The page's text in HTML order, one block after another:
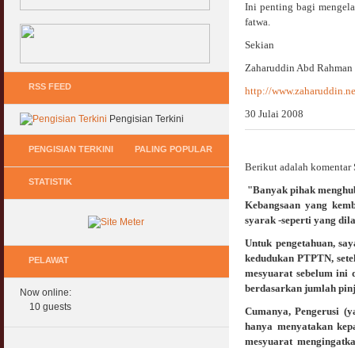
Ini penting bagi
fatwa.
Sekian
Zaharuddin Abd Rahman
http://
30 Julai 2008
Berikut adalah komentar
"Banyak pihak
Kebangsaan yang
syarak -seperti yang
Untuk pengetahuan,
kedudukan PTPTN,
mesyuarat sebelum ini
berdasarkan jumlah
Cumanya, Pengerusi
hanya menyatakan
mesyuarat
RSS FEED
Pengisian Terkini
PENGISIAN TERKINI PALING POPULAR
Keperluan GIG Ekonomi Semasa & Selepas
COVID & PKP
Pasca COVID, Bantu IKS Mikro Turunkan
Harga Iklan Media
Morarorium 6 Bulan Dikecualikan 'Accrued
Hukum Onani Lelaki & Wanita
07 February 2007
Facebook Dapat RM100
27 February 2010
Multi Level Marketing Menurut Shariah
08 April 2007
STATISTIK
PELAWAT
Now online:
10 guests